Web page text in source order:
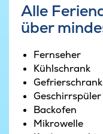
Turniere und
guter Stimmung
Aufenthaltsraum
Kaminofen
und die großen
hereinlassen und
Umgebung
Alle
über
Fernseher
Kühlschrank
Gefrierschrank
Geschirrspüler
Backofen
Mikrowelle